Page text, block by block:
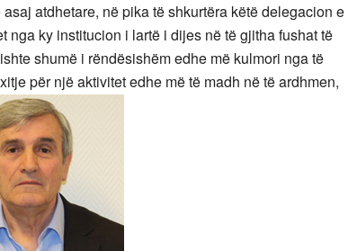
atdhetare, në pika të shkurtëra këtë delegacion e
nga ky institucion i lartë i dijes në të gjitha fushat të
shumë i rëndësishëm edhe më kulmori nga të
për një aktivitet edhe më të madh në të ardhmen,